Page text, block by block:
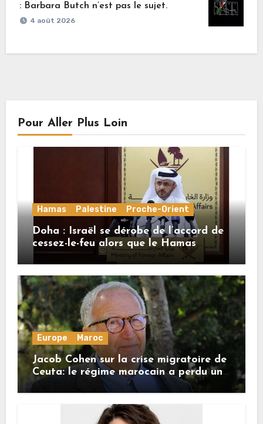
: Barbara Butch n’est pas le sujet.
4 août 2026
Pour Aller Plus Loin
Hamas Palestine Proche-Orient
Doha : Israël se dérobe de l’accord de
cessez-le-feu alors que le Hamas
honore ses engagements
Europe Maroc
Jacob Cohen sur la crise migratoire de
Ceuta: le régime marocain a perdu une
bonne part de sa crédibilité vis-à-vis
de l’Union européenne